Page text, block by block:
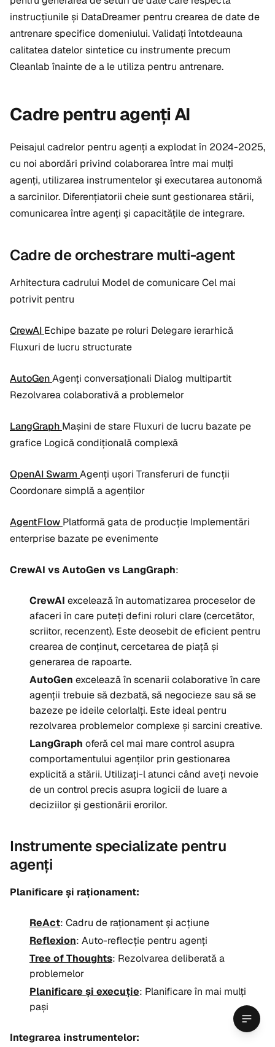
instrucțiunile și DataDreamer pentru crearea de date de
antrenare specifice domeniului. Validați întotdeauna
calitatea datelor sintetice cu instrumente precum
Cleanlab înainte de a le utiliza pentru antrenare.
Cadre pentru agenți AI
Peisajul cadrelor pentru agenți a explodat în 2024-2025,
cu noi abordări privind colaborarea între mai mulți
agenți, utilizarea instrumentelor și executarea autonomă
a sarcinilor. Diferențiatorii cheie sunt gestionarea stării,
comunicarea între agenți și capacitățile de integrare.
Cadre de orchestrare multi-agent
Arhitectura cadrului Model de comunicare Cel mai
potrivit pentru
CrewAI Echipe bazate pe roluri Delegare ierarhică
Fluxuri de lucru structurate
AutoGenAgenți conversaționali Dialog multipartit
Rezolvarea colaborativă a problemelor
LangGraph Mașini de stare Fluxuri de lucru bazate pe
grafice Logică condițională complexă
OpenAI Swarm Agenți ușori Transferuri de funcții
Coordonare simplă a agenților
AgentFlow Platformă gata de producție Implementări
enterprise bazate pe evenimente
CrewAI vs AutoGen vs LangGraph:
CrewAI excelează în automatizarea proceselor de
afaceri în care puteți defini roluri clare (cercetător,
scriitor, recenzent). Este deosebit de eficient pentru
crearea de conținut, cercetarea de piață și
generarea de rapoarte.
AutoGen excelează în scenarii colaborative în care
agenții trebuie să dezbată, să negocieze sau să se
bazeze pe ideile celorlalți. Este ideal pentru
rezolvarea problemelor complexe și sarcini creative.
LangGraph oferă cel mai mare control asupra
comportamentului agenților prin gestionarea
explicită a stării. Utilizați-l atunci când aveți nevoie
de un control precis asupra logicii de luare a
deciziilor și gestionării erorilor.
Instrumente specializate pentru
agenți
Planificare și raționament:
ReAct: Cadru de raționament și acțiune
Reflexion: Auto-reflecție pentru agenți
Tree of Thoughts: Rezolvarea deliberată a
problemelor
Planificare și execuție: Planificare în mai mulți
pași
Integrarea instrumentelor: